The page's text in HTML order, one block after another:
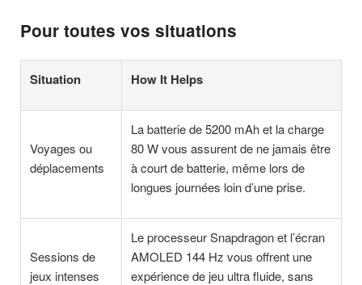
Pour toutes vos situations
Situation How It Helps
Voyages ou
déplacements
La batterie de 5200 mAh et la charge
80 W vous assurent de ne jamais être
à court de batterie, même lors de
longues journées loin d’une prise.
Sessions de
jeux intenses
Le processeur Snapdragon et l’écran
AMOLED 144 Hz vous offrent une
expérience de jeu ultra fluide, sans